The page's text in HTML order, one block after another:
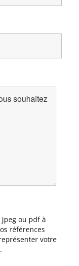
jpeg ou pdf à
références
votre